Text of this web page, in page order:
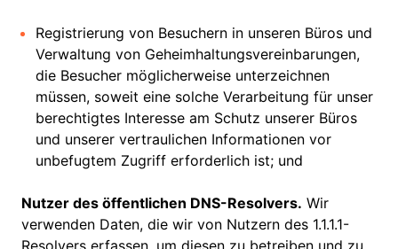
Registrierung von Besuchern in unseren Büros und
Verwaltung von Geheimhaltungsvereinbarungen,
die Besucher möglicherweise unterzeichnen
müssen, soweit eine solche Verarbeitung für unser
berechtigtes Interesse am Schutz unserer Büros
und unserer vertraulichen Informationen vor
unbefugtem Zugriff erforderlich ist; und
Nutzer des öffentlichen DNS-Resolvers. Wir
verwenden Daten, die wir von Nutzern des 1.1.1.1-
Resolvers erfassen, um diesen zu betreiben und zu